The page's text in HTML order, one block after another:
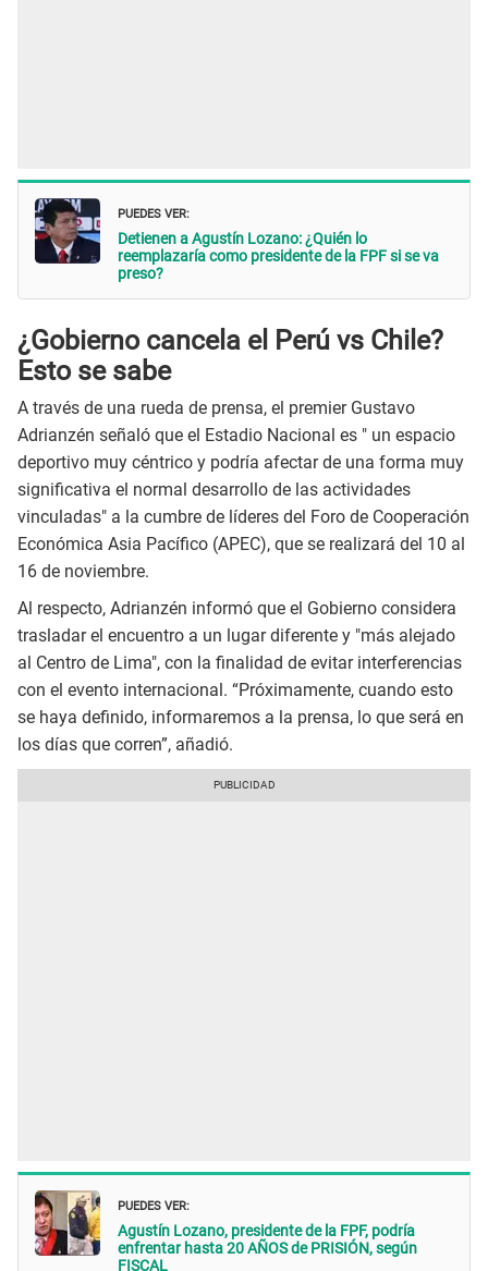
PUEDES VER:
Detienen a Agustín Lozano: ¿Quién lo
reemplazaría como presidente de la FPF si se va
preso?
¿Gobierno cancela el Perú vs Chile?
Esto se sabe
A través de una rueda de prensa, el premier Gustavo
Adrianzén señaló que el Estadio Nacional es " un espacio
deportivo muy céntrico y podría afectar de una forma muy
significativa el normal desarrollo de las actividades
vinculadas" a la cumbre de líderes del Foro de Cooperación
Económica Asia Pacífico (APEC), que se realizará del 10 al
16 de noviembre.
Al respecto, Adrianzén informó que el Gobierno considera
trasladar el encuentro a un lugar diferente y "más alejado
al Centro de Lima", con la finalidad de evitar interferencias
con el evento internacional. “Próximamente, cuando esto
se haya definido, informaremos a la prensa, lo que será en
los días que corren”, añadió.
PUEDES VER:
Agustín Lozano, presidente de la FPF, podría
enfrentar hasta 20 AÑOS de PRISIÓN, según
FISCAL